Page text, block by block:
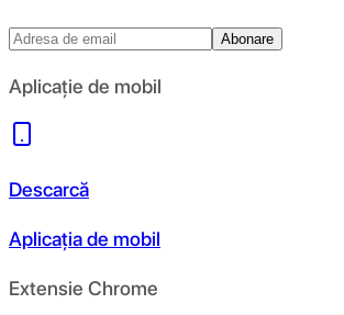
Abonare
Aplicație de mobil
Descarcă
Aplicația de mobil
Extensie Chrome